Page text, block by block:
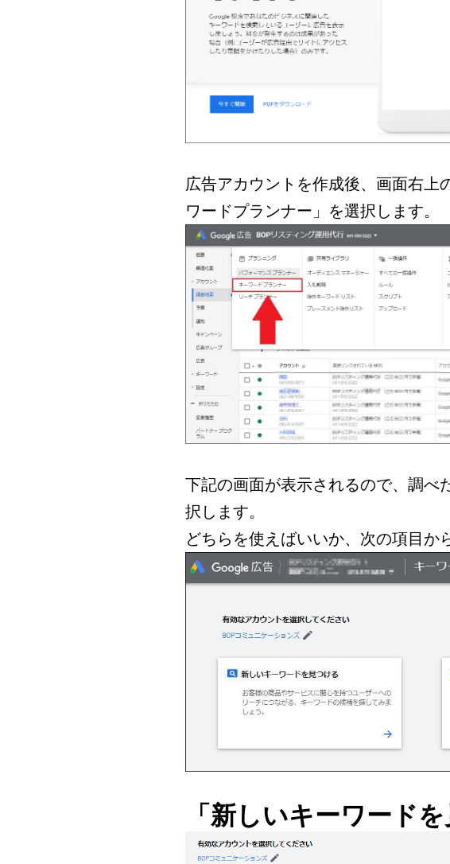
広告アカウントを作成後、画面右上
ワードプランナー」を選択します。
下記の画面が表示されるので、調べ
択します。
どちらを使えばいいか、次の項目か
「新しいキーワードを